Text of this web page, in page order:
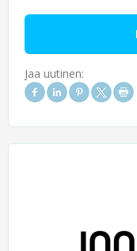
Jaa uutinen: